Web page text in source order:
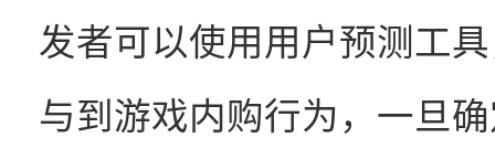
发者可以使用用户预测工
与到游戏内购行为，一旦